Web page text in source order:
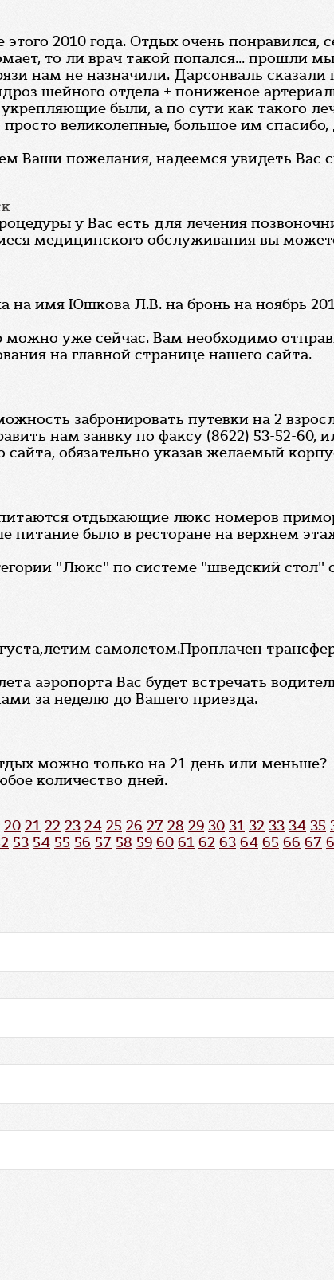
2010 года. Отдых очень понравился,
то ли врач такой попался... прошли
нам не назначили. Дарсонваль
шейного отдела + пониженое
были, а по сути как такого
великолепные, большое им
Ваши пожелания, надеемся увидеть Вас
у Вас есть для лечения
медицинского обслуживания вы
на имя Юшкова Л.В. на бронь на ноябрь
уже сейчас. Вам необходимо
на главной странице нашего сайта.
забронировать путевки на 2
нам заявку по факсу (8622) 53-52-60,
обязательно указав желаемый
отдыхающие люкс номеров
было в ресторане на верхнем
"Люкс" по системе "шведский стол"
самолетом.Проплачен
аэропорта Вас будет встречать
за неделю до Вашего приезда.
можно только на 21 день или меньше?
количество дней.
20 21 22 23 24 25 26 27 28 29 30 31 32 33 34 35
53 54 55 56 57 58 59 60 61 62 63 64 65 66 67